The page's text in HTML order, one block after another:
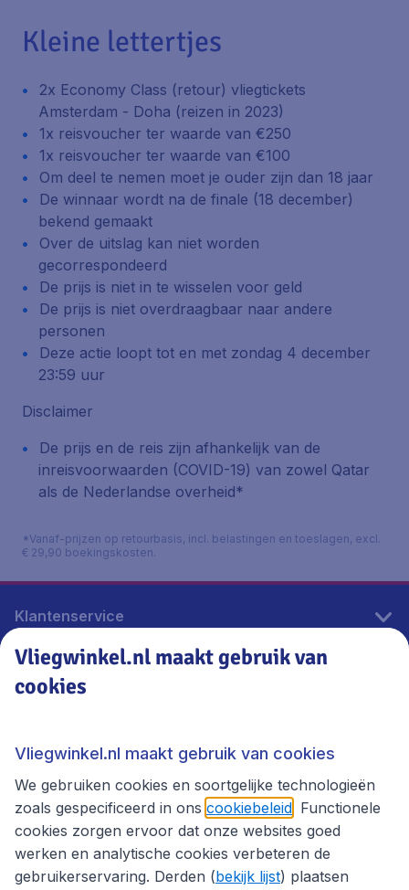
Kleine lettertjes
2x Economy Class (retour) vliegtickets
Amsterdam - Doha (reizen in 2023)
1x reisvoucher ter waarde van €250
1x reisvoucher ter waarde van €100
Om deel te nemen moet je ouder zijn dan 18 jaar
De winnaar wordt na de finale (18 december)
bekend gemaakt
Over de uitslag kan niet worden
gecorrespondeerd
De prijs is niet in te wisselen voor geld
De prijs is niet overdraagbaar naar andere
personen
Deze actie loopt tot en met zondag 4 december
23:59 uur
Disclaimer
De prijs en de reis zijn afhankelijk van de
inreisvoorwaarden (COVID-19) van zowel Qatar
als de Nederlandse overheid*
*Vanaf-prijzen op retourbasis, incl. belastingen en toeslagen, excl.
€ 29,90 boekingskosten.
Klantenservice
Vliegwinkel.nl
Thema's
Vliegwinkel.nl maakt gebruik van
cookies
Vliegwinkel.nl maakt gebruik van cookies
We gebruiken cookies en soortgelijke technologieën
zoals gespecificeerd in ons cookiebeleid . Functionele
cookies zorgen ervoor dat onze websites goed
werken en analytische cookies verbeteren de
gebruikerservaring. Derden (bekijk lijst) plaatsen